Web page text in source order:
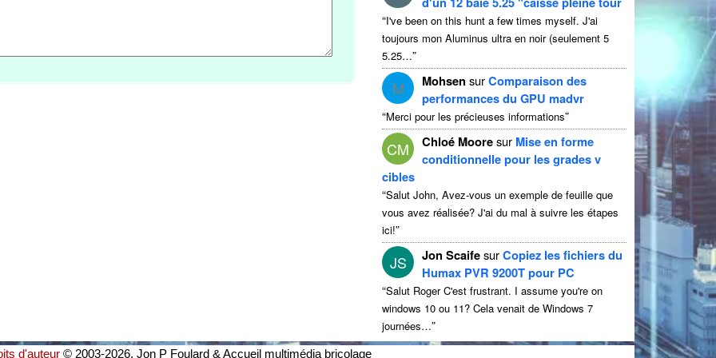
“I've been on this hunt a few times myself. J'ai
toujours mon Aluminus ultra en noir (seulement 5
5.25…”
M Mohsen surComparaison des
performances du GPU madvr
“Merci pour les précieuses informations”
CM Chloé Mooresur Mise en forme
conditionnelle pour les grades v
cibles
“Salut John, Avez-vous un exemple de feuille que
vous avez réalisée? J'ai du mal à suivre les étapes
ici!”
JS Jon ScaifesurCopiez les fichiers du
Humax PVR 9200T pour PC
“Salut Roger C'est frustrant. I assume you're on
windows 10 ou 11? Cela venait de Windows 7
journées…”
d'auteur © 2003-2026, Jon P Foulard & Accueil multimédia bricolage